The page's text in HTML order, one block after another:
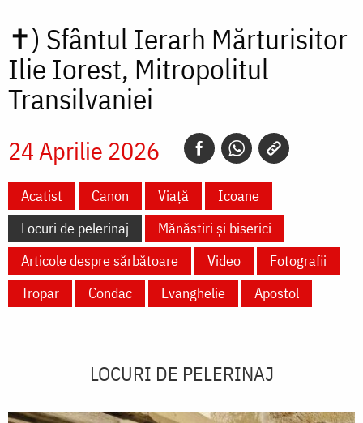
✝) Sfântul Ierarh Mărturisitor
Ilie Iorest, Mitropolitul
Transilvaniei
24 Aprilie 2026
Acatist Canon Viață
Icoane
Locuri de pelerinaj
Mănăstiri și biserici
Articole despre sărbătoare
Video
Fotografii
Tropar
Condac Evanghelie Apostol
LOCURI DE PELERINAJ